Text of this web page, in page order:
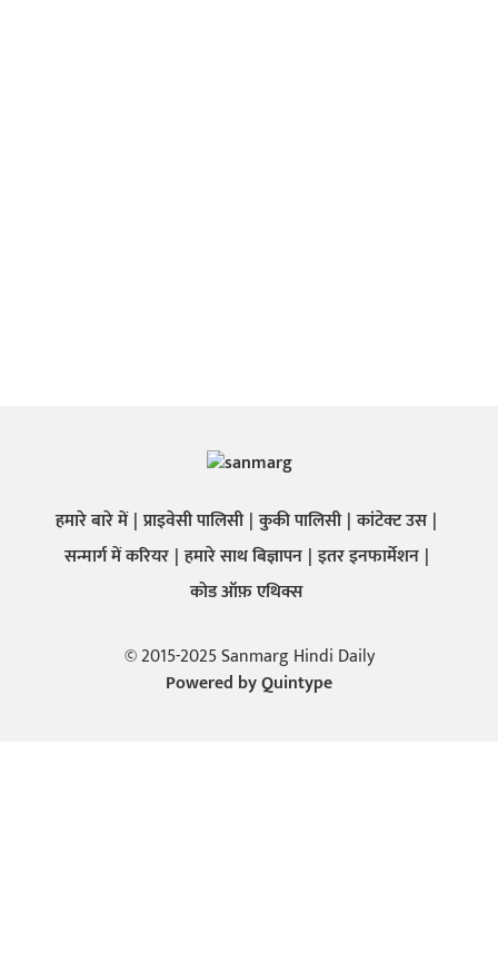
हमारे बारे में प्राइवेसी पालिसी कुकी पालिसी कांटेक्ट उस
सन्मार्ग में करियर हमारे साथ बिज्ञापन इतर इनफार्मेशन
कोड ऑफ़ एथिक्स
© 2015-2025 Sanmarg Hindi Daily
Powered byQuintype